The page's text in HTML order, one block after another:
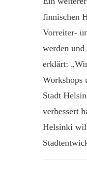
finnischen
Vorreiter-
werden
erklärt:
Workshops
Stadt
verbessert
Helsinki